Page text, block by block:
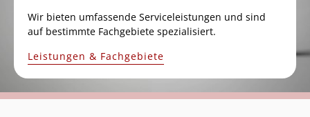
Wir bieten umfassende Serviceleistungen und sind
auf bestimmte Fachgebiete spezialisiert.
Leistungen & Fachgebiete